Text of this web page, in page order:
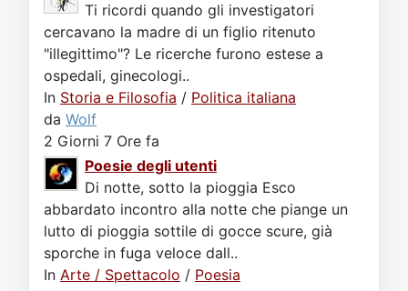
Ti ricordi quando gli investigatori
cercavano la madre di un figlio ritenuto
"illegittimo"? Le ricerche furono estese a
ospedali, ginecologi..
In Storia e Filosofia / Politica italiana
da Wolf
2 Giorni 7 Ore fa
Poesie degli utenti
Di notte, sotto la pioggia Esco
abbardato incontro alla notte che piange un
lutto di pioggia sottile di gocce scure, già
sporche in fuga veloce dall..
In Arte / Spettacolo / Poesia